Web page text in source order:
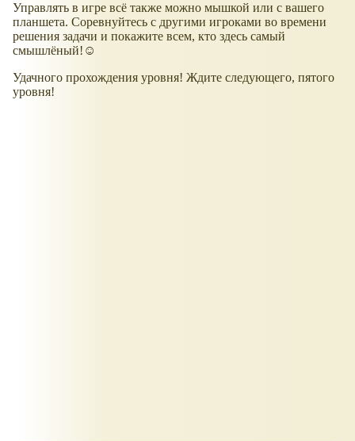
Управлять в игре всё также можно мышкой или с вашего
планшета. Соревнуйтесь с другими игроками во времени
решения задачи и покажите всем, кто здесь самый
смышлёный!☺
Удачного прохождения уровня! Ждите следующего, пятого
уровня!